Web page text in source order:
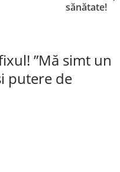
sănătate!
”Mă simt un
putere de